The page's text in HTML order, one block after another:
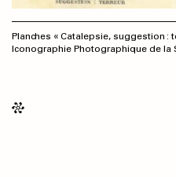
Planches « Catalepsie, suggestion :
Iconographie Photographique de la